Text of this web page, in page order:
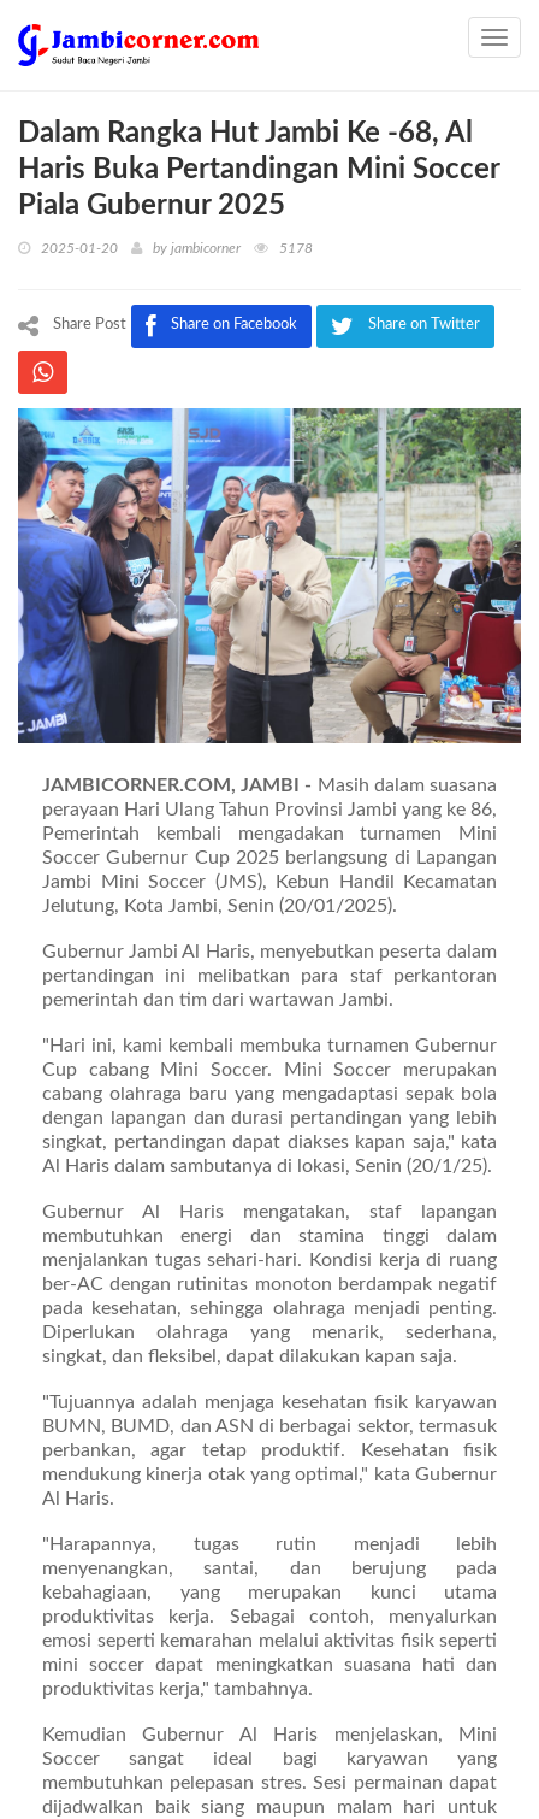
Dalam Rangka Hut Jambi Ke -68, Al
Haris Buka Pertandingan Mini Soccer
Piala Gubernur 2025
2025-01-20 by jambicorner 5178
Share Post Share on Facebook Share on Twitter
JAMBICORNER.COM, JAMBI - Masih dalam suasana
perayaan Hari Ulang Tahun Provinsi Jambi yang ke 86,
Pemerintah kembali mengadakan turnamen Mini
Soccer Gubernur Cup 2025 berlangsung di Lapangan
Jambi Mini Soccer (JMS), Kebun Handil Kecamatan
Jelutung, Kota Jambi, Senin (20/01/2025).
Gubernur Jambi Al Haris, menyebutkan peserta dalam
pertandingan ini melibatkan para staf perkantoran
pemerintah dan tim dari wartawan Jambi.
"Hari ini, kami kembali membuka turnamen Gubernur
Cup cabang Mini Soccer. Mini Soccer merupakan
cabang olahraga baru yang mengadaptasi sepak bola
dengan lapangan dan durasi pertandingan yang lebih
singkat, pertandingan dapat diakses kapan saja," kata
Al Haris dalam sambutanya di lokasi, Senin (20/1/25).
Gubernur Al Haris mengatakan, staf lapangan
membutuhkan energi dan stamina tinggi dalam
menjalankan tugas sehari-hari. Kondisi kerja di ruang
ber-AC dengan rutinitas monoton berdampak negatif
pada kesehatan, sehingga olahraga menjadi penting.
Diperlukan olahraga yang menarik, sederhana,
singkat, dan fleksibel, dapat dilakukan kapan saja.
"Tujuannya adalah menjaga kesehatan fisik karyawan
BUMN, BUMD, dan ASN di berbagai sektor, termasuk
perbankan, agar tetap produktif. Kesehatan fisik
mendukung kinerja otak yang optimal," kata Gubernur
Al Haris.
"Harapannya, tugas rutin menjadi lebih
menyenangkan, santai, dan berujung pada
kebahagiaan, yang merupakan kunci utama
produktivitas kerja. Sebagai contoh, menyalurkan
emosi seperti kemarahan melalui aktivitas fisik seperti
mini soccer dapat meningkatkan suasana hati dan
produktivitas kerja," tambahnya.
Kemudian Gubernur Al Haris menjelaskan, Mini
Soccer sangat ideal bagi karyawan yang
membutuhkan pelepasan stres. Sesi permainan dapat
dijadwalkan baik siang maupun malam hari untuk